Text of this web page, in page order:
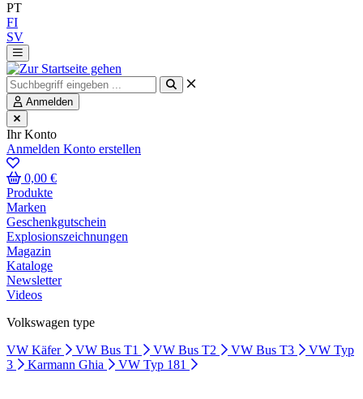
PT
FI
SV
Anmelden
Ihr Konto
Anmelden Konto erstellen
0,00 €
Produkte
Marken
Geschenkgutschein
Explosionszeichnungen
Magazin
Kataloge
Newsletter
Videos
Volkswagen type
VW Käfer
VW Bus T1 VW Bus T2 VW Bus T3
VW Typ
3
Karmann Ghia VW Typ 181